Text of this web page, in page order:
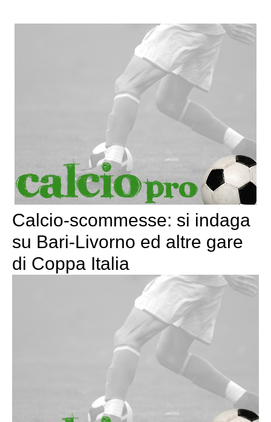
Calcio-scommesse: si indaga
su Bari-Livorno ed altre gare
di Coppa Italia